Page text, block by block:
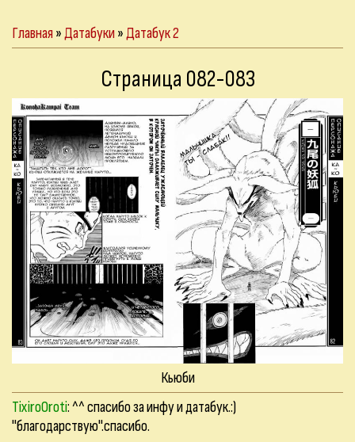
Главная»Датабуки»Датабук 2
Страница 082-083
Кьюби
TixiroOroti: ^^ спасибо за инфу и датабук.:)
"благодарствую".спасибо.